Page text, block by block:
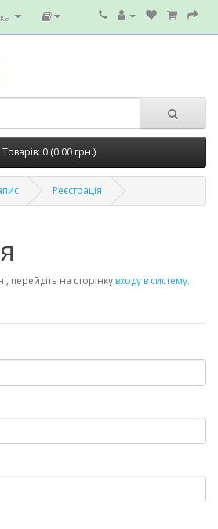
Товарів: 0 (0.00 грн.)
Реєстрація
перейдіть на сторінку входу в систему.